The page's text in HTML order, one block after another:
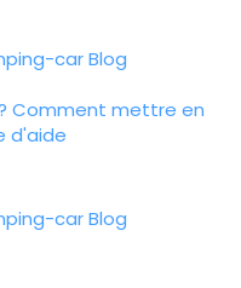
carBlog
Comment mettre en
d'aide
carBlog